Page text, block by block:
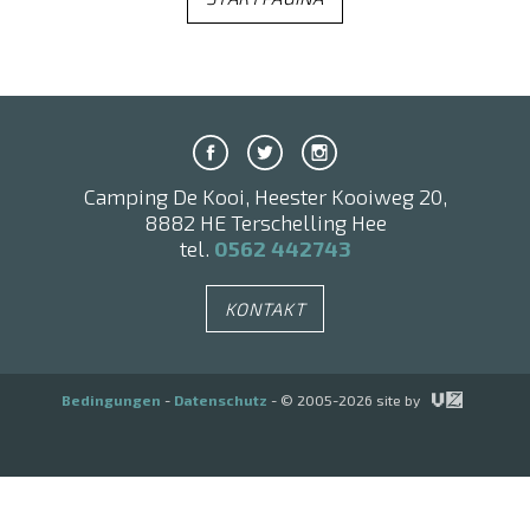
Camping De Kooi, Heester Kooiweg 20,
8882 HE Terschelling Hee
tel. 0562 442743
KONTAKT
Bedingungen - Datenschutz - © 2005-2026 site by vz